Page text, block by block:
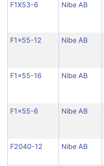
F1X53-6 Nibe AB
F1x55-12 Nibe AB
F1x55-16 Nibe AB
F1x55-6 Nibe AB
F2040-12 Nibe AB